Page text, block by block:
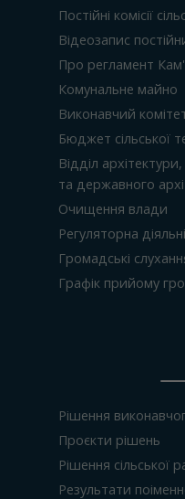
Постійні комісії
Відеозапис
Про регламент
Комунальне майно
Виконавчий
Бюджет сільської
Відділ
та державного
Очищення влади
Регуляторна
Громадські
Графік прийому
Рішення
Проєкти рішень
Рішення сільської
Результати